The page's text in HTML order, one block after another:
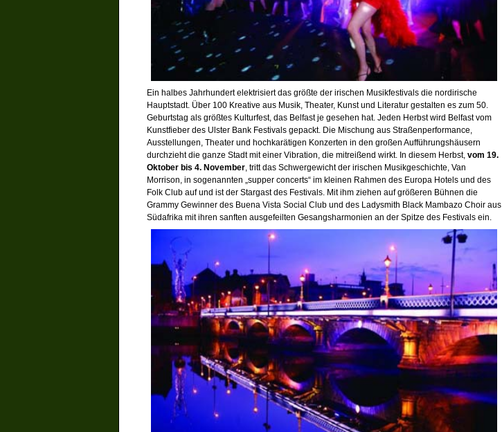
Ein halbes Jahrhundert elektrisiert das größte der irischen Musikfestivals die nordirische
Hauptstadt. Über 100 Kreative aus Musik, Theater, Kunst und Literatur gestalten es zum 50.
Geburtstag als größtes Kulturfest, das Belfast je gesehen hat. Jeden Herbst wird Belfast vom
Kunstfieber des Ulster Bank Festivals gepackt. Die Mischung aus Straßenperformance,
Ausstellungen, Theater und hochkarätigen Konzerten in den großen Aufführungshäusern
durchzieht die ganze Stadt mit einer Vibration, die mitreißend wirkt. In diesem Herbst, vom 19.
Oktober bis 4. November, tritt das Schwergewicht der irischen Musikgeschichte, Van
Morrison, in sogenannten „supper concerts“ im kleinen Rahmen des Europa Hotels und des
Folk Club auf und ist der Stargast des Festivals. Mit ihm ziehen auf größeren Bühnen die
Grammy Gewinner des Buena Vista Social Club und des Ladysmith Black Mambazo Choir aus
Südafrika mit ihren sanften ausgefeilten Gesangsharmonien an der Spitze des Festivals ein.